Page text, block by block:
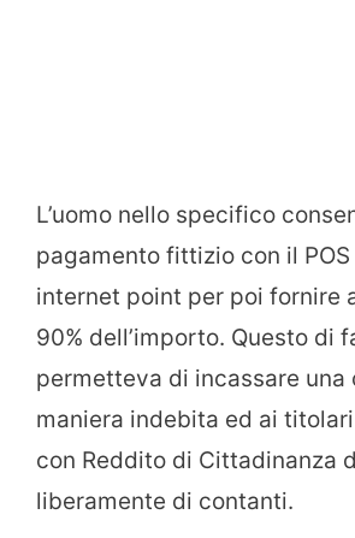
L’uomo nello specifico
pagamento fittizio con il
internet point per poi fornire
90% dell’importo. Questo di
permetteva di incassare una
maniera indebita ed ai
con Reddito di Cittadinanza
liberamente di contanti.